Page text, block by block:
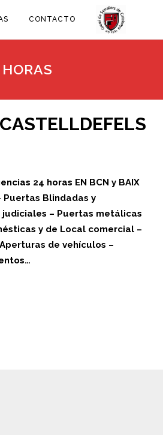
CONTACTO
24 horas EN BCN y BAIX
Puertas Blindadas y
– Puertas metálicas
y de Local comercial –
de vehículos –